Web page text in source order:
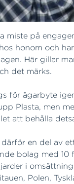
miste på
honom och
Här gillar
det märks.
för ägarbyte
Plasta, men
att behålla
en del av
bolag med 10
i
Polen,